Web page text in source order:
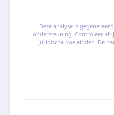
Deze analyse is
ondersteuning. Controleer
juridische doeleinden. De